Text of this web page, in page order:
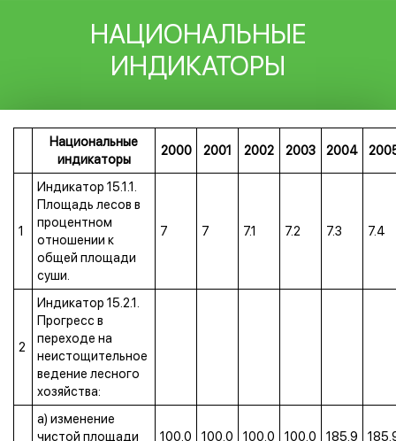
НАЦИОНАЛЬНЫЕ
ИНДИКАТОРЫ
Национальные
индикаторы
2000 2001 2002 2003 2004
1
Индикатор 15.1.1.
Площадь лесов в
процентном
отношении к
общей площади
суши.
7 7 7.1 7.2 7.3 7.4
2
Индикатор 15.2.1.
Прогресс в
переходе на
неистощительное
ведение лесного
хозяйства:
a) изменение
чистой площади
100.0 100.0 100.0 100.0 185.9